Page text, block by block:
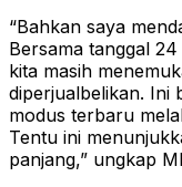
“Bahkan saya
Bersama tanggal
kita masih
diperjualbelikan. Ini
modus terbaru
Tentu ini
panjang,” ungkap